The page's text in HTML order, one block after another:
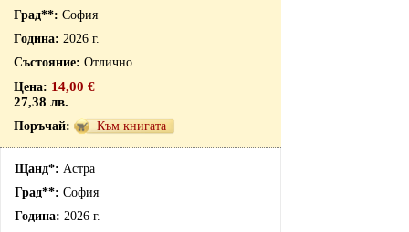
София
2026 г.
Отлично
14,00 €
27,38 лв.
Към книгата
Астра
София
2026 г.